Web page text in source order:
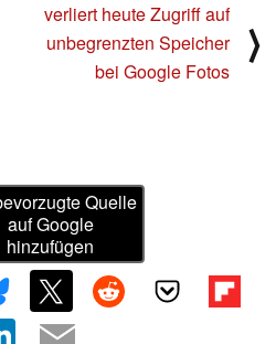
verliert heute Zugriff auf
unbegrenzten Speicher
bei Google Fotos
⟩
Quelle
auf Google
hinzufügen